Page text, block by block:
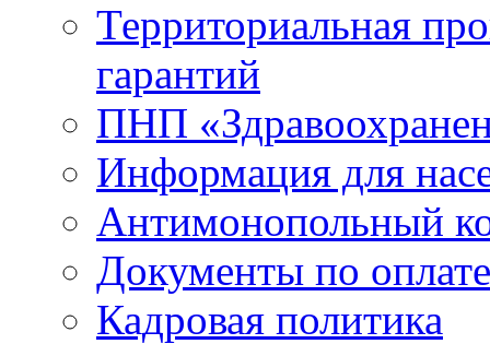
Территориальная
гарантий
ПНП
Информация для
Антимонопольный
Документы по
Кадровая политика